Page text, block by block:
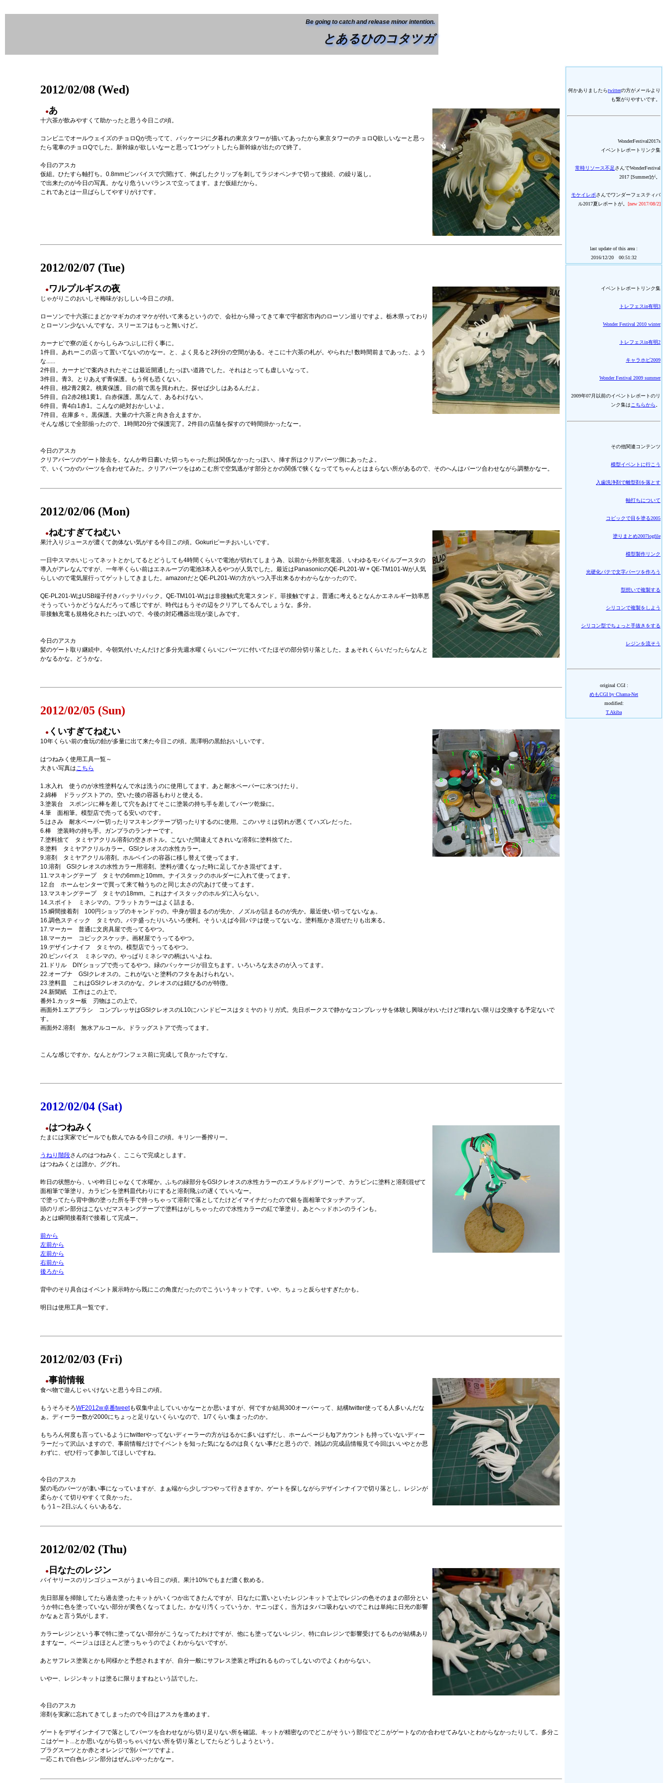
Be going to catch and release minor intention.
とあるひのコタツガ
2012/02/08 (Wed)
●あ
十六茶が飲みやすくて助かったと思う今日この頃。
コンビニでオールウェイズのチョロQが売ってて、パッケージに夕暮れの東京タワーが描いてあったから東京タワーのチョロQ欲しいなーと思っ
たら電車のチョロQでした。新幹線が欲しいなーと思って1つゲットしたら新幹線が出たので終了。
今日のアスカ
仮組。ひたすら軸打ち。0.8mmピンバイスで穴開けて、伸ばしたクリップを刺してラジオペンチで切って接続、の繰り返し。
で出来たのが今日の写真。かなり危ういバランスで立ってます。まだ仮組だから。
これであとは一旦ばらしてやすりがけです。
2012/02/07 (Tue)
●ワルプルギスの夜
じゃがりこのおいしそ梅味がおししい今日この頃。
ローソンで十六茶にまどかマギカのオマケが付いて来るというので、会社から帰ってきて車で宇都宮市内のローソン巡りですよ。栃木県ってわり
とローソン少ないんですな。スリーエフはもっと無いけど。
カーナビで寮の近くからしらみつぶしに行く事に。
1件目。あれーこの店って置いてないのかなー。と、よく見ると2列分の空間がある。そこに十六茶の札が。やられた! 数時間前まであった、よう
な......
2件目。カーナビで案内されたそこは最近開通したっぽい道路でした。それはとっても虚しいなって。
3件目。青3。とりあえず青保護。もう何も恐くない。
4件目。桃2青2黄2。桃黄保護。目の前で黒を買われた。探せば少しはあるんだよ。
5件目。白2赤2桃1黄1。白赤保護。黒なんて、あるわけない。
6件目。青4白1赤1。こんなの絶対おかしいよ。
7件目。在庫多々。黒保護。大量の十六茶と向き合えますか。
そんな感じで全部揃ったので、1時間20分で保護完了。2件目の店舗を探すので時間掛かったなー。
今日のアスカ
クリアパーツのゲート除去を。なんか昨日書いた切っちゃった所は関係なかったっぽい。挿す所はクリアパーツ側にあったよ。
で、いくつかのパーツを合わせてみた。クリアパーツをはめこむ所で空気逃がす部分とかの関係で狭くなっててちゃんとはまらない所があるので、そのへんはパーツ合わせながら調整かなー。
2012/02/06 (Mon)
●ねむすぎてねむい
果汁入りジュースが濃くて勿体ない気がする今日この頃。Gokuriピーチおいしいです。
一日中スマホいじってネットとかしてるとどうしても4時間くらいで電池が切れてしまう為、以前から外部充電器、いわゆるモバイルブースタの
導入がアレなんですが、一年半くらい前はエネループの電池3本入るやつが人気でした。最近はPanasonicのQE-PL201-W + QE-TM101-Wが人気
らしいので電気屋行ってゲットしてきました。amazonだとQE-PL201-Wの方がいつ入手出来るかわからなかったので。
QE-PL201-WはUSB端子付きバッテリパック。QE-TM101-Wはは非接触式充電スタンド。菲接触ですよ。普通に考えるとなんかエネルギー効率悪
そうっていうかどうなんだろって感じですが、時代はもうその辺をクリアしてるんでしょうな。多分。
菲接触充電も規格化されたっぽいので、今後の対応機器出現が楽しみです。
今日のアスカ
髪のゲート取り継続中。今朝気付いたんだけど多分先週水曜くらいにパーツに付いてたほぞの部分切り落とした。まぁそれくらいだったらなんと
かなるかな。どうかな。
2012/02/05 (Sun)
● くいすぎてねむい
10年くらい前の食玩の飴が多量に出て来た今日この頃。黒澤明の黒飴おいしいです。
はつねみく使用工具一覧～
大きい写真はこちら
1.水入れ 使うのが水性塗料なんで水は洗うのに使用してます。あと耐水ペーパーに水つけたり。
2.綿棒 ドラッグストアの。空いた後の容器もわりと使える。
3.塗装台 スポンジに棒を差して穴をあけてそこに塗装の持ち手を差してパーツ乾燥に。
4.筆 面相筆。模型店で売ってる安いのです。
5.はさみ 耐水ペーパー切ったりマスキングテープ切ったりするのに使用。このハサミは切れが悪くてハズレだった。
6.棒 塗装時の持ち手。ガンプラのランナーです。
7.塗料捨て タミヤアクリル溶剤の空きボトル。こないだ間違えてきれいな溶剤に塗料捨てた。
8.塗料 タミヤアクリルカラー。GSIクレオスの水性カラー。
9.溶剤 タミヤアクリル溶剤。ホルベインの容器に移し替えて使ってます。
10.溶剤 GSIクレオスの水性カラー用溶剤。塗料が濃くなった時に足してかき混ぜてます。
11.マスキングテープ タミヤの6mmと10mm。ナイスタックのホルダーに入れて使ってます。
12.台 ホームセンターで買って来て軸うちのと同じ太さの穴あけて使ってます。
13.マスキングテープ タミヤの18mm。これはナイスタックのホルダに入らない。
14.スポイト ミネシマの。フラットカラーはよく詰まる。
15.瞬間接着剤 100円ショップのキャンドゥの。中身が固まるのが先か、ノズルが詰まるのが先か。最近使い切ってないなぁ。
16.調色スティック タミヤの。パテ盛ったりいろいろ便利。そういえば今回パテは使ってないな。塗料瓶かき混ぜたりも出来る。
17.マーカー 普通に文房具屋で売ってるやつ。
18.マーカー コピックスケッチ。画材屋でうってるやつ。
19.デザインナイフ タミヤの。模型店でうってるやつ。
20.ピンバイス ミネシマの。やっぱりミネシマの柄はいいよね。
21.ドリル DIYショップで売ってるやつ。緑のパッケージが目立ちます。いろいろな太さのが入ってます。
22.オープナ GSIクレオスの。これがないと塗料のフタをあけられない。
23.塗料皿 これはGSIクレオスのかな。クレオスのは錆びるのが特徴。
24.新聞紙 工作はこの上で。
番外1.カッター板 刃物はこの上で。
画面外1.エアブラシ コンプレッサはGSIクレオスのL10にハンドピースはタミヤのトリガ式。先日ボークスで静かなコンプレッサを体験し興味がわいたけど壊れない限りは交換する予定ないで
す。
画面外2.溶剤 無水アルコール。ドラッグストアで売ってます。
こんな感じですか。なんとかワンフェス前に完成して良かったですな。
2012/02/04 (Sat)
●はつねみく
たまには実家でビールでも飲んでみる今日この頃。キリン一番搾りー。
うねり階段さんのはつねみく、ここらで完成とします。
はつねみくとは誰か。ググれ。
昨日の状態から、いや昨日じゃなくて水曜か。ふちの緑部分をGSIクレオスの水性カラーのエメラルドグリーンで、カラビンに塗料と溶剤混ぜて
面相筆で筆塗り。カラビンを塗料皿代わりにすると溶剤飛ぶの遅くていいなー。
で塗ってたら背中側の塗った所を手で持っちゃって溶剤で落としてたけどイマイチだったので銀を面相筆でタッチアップ。
頭のリボン部分はこないだマスキングテープで塗料はがしちゃったので水性カラーの紅で筆塗り。あとヘッドホンのラインも。
あとは瞬間接着剤で接着して完成ー。
前から
左前から
左前から
右前から
後ろから
背中のそり具合はイベント展示時から既にこの角度だったのでこういうキットです。いや、ちょっと反らせすぎたかも。
明日は使用工具一覧です。
2012/02/03 (Fri)
●事前情報
食べ物で遊んじゃいけないと思う今日この頃。
もうそろそろWF2012w卓番tweetも収集中止していいかなーとか思いますが、何ですか結局300オーバーって、結構twitter使ってる人多いんだな
ぁ。ディーラー数が2000にちょっと足りないくらいなので、1/7くらい集まったのか。
もちろん何度も言っているようにtwitterやってないディーラーの方がはるかに多いはずだし、ホームページもfgアカウントも持っていないディー
ラーだって沢山いますので、事前情報だけでイベントを知った気になるのは良くない事だと思うので、雑誌の完成品情報見て今回はいいやとか思
わずに、ぜひ行って参加してほしいですね。
今日のアスカ
髪の毛のパーツが凄い事になっていますが、まぁ端から少しづつやって行きますか。ゲートを探しながらデザインナイフで切り落とし。レジンが
柔らかくて切りやすくて良かった。
もう1～2日ぶんくらいあるな。
2012/02/02 (Thu)
● 日なたのレジン
バイヤリースのリンゴジュースがうまい今日この頃。果汁10%でもまだ濃く飲める。
先日部屋を掃除してたら過去塗ったキットがいくつか出てきたんですが、日なたに置いといたレジンキットで上でレジンの色そのままの部分とい
うか特に色を塗っていない部分が黄色くなってました。かなり汚くっていうか、ヤニっぽく。当方はタバコ吸わないのでこれは単純に日光の影響
かなぁと言う気がします。
カラーレジンという事で特に塗ってない部分がこうなってたわけですが、他にも塗ってないレジン、特に白レジンで影響受けてるものが結構あり
ますなー。ベージュはほとんど塗っちゃうのでよくわからないですが。
あとサフレス塗装とかも同様かと予想されますが、自分一般にサフレス塗装と呼ばれるものってしないのでよくわからない。
いやー、レジンキットは塗るに限りますねという話でした。
今日のアスカ
溶剤を実家に忘れてきてしまったので今日はアスカを進めます。
ゲートをデザインナイフで落としてパーツを合わせながら切り足りない所を確認。キットが精密なのでどこがそういう部位でどこがゲートなのか合わせてみないとわからなかったりして。多分こ
こはゲート...とか思いながら切っちゃいけない所を切り落としてたらどうしようという。
プラグスーツとか赤とオレンジで別パーツですよ。
一応これで白色レジン部分はぜんぶやったかなー。
何かありましたらtwitterの方がメールより
も繋がりやすいです。
WonderFestival2017s
イベントレポートリンク集
常時リソース不足さんでWonderFestival
2017 [Summer]が。
モケイレポさんでワンダーフェスティバ
ル2017夏レポートが。 [new 2017/08/2]
last update of this area :
2016/12/20 00:51:32
イベントレポートリンク集
トレフェスin有明3
Wonder Festival 2010 winter
トレフェスin有明2
キャラホビ2009
Wonder Festival 2009 summer
2009年07月以前のイベントレポートのリ
ンク集は こちらから
その他関連コンテンツ
模型イベントに行こう
入歯洗浄剤で離型剤を落とす
軸打ちについて
コピックで目を塗る2005
塗りまとめ2007logfile
模型製作リンク
光硬化パテで文字パーツを作ろう
型想いで複製する
シリコンで複製をしよう
シリコン型でちょっと手抜きをする
レジンを流そう
original CGI :
めもCGI by Chama-Net
modified:
T.Akiba